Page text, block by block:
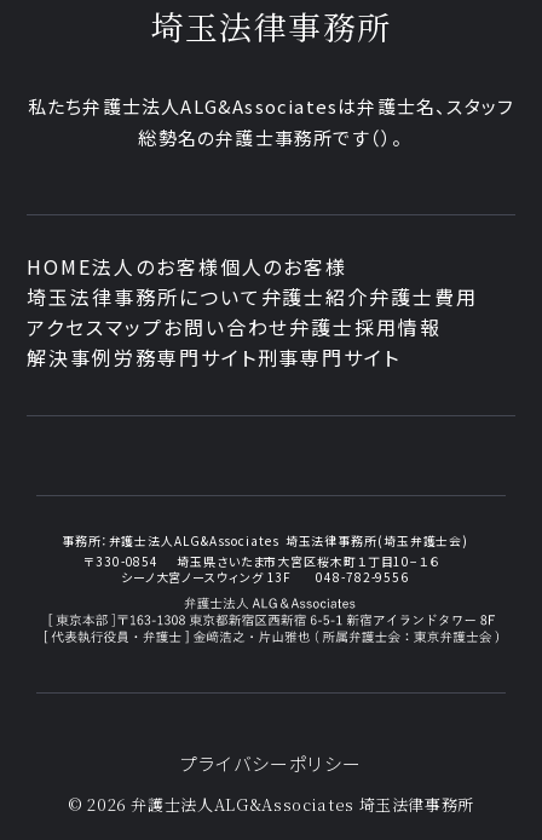
埼玉法律事務所
私たち弁護士法人ALG&Associatesは弁護士名、 スタッフ
総勢名の弁護士事務所です（）。
HOME法人のお客様個人のお客様
埼玉法律事務所について 弁護士紹介弁護士費用
アクセスマップお問い合わせ弁護士採用情報
解決事例労務専門サイト刑事専門サイト
事務所： 弁護士法人ALG&Associates 埼玉法律事務所(埼玉弁護士会)
〒330-0854
埼玉県さいたま市大宮区桜木町１丁目10−１６
シーノ大宮ノースウィング 13F
048-782-9556
プライバシーポリシー
© 2026 弁護士法人ALG&Associates 埼玉法律事務所